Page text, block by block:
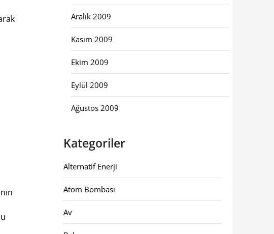
Aralık 2009
Kasım 2009
Ekim 2009
Eylül 2009
Ağustos 2009
Kategoriler
Alternatif Enerji
Atom Bombası
Av